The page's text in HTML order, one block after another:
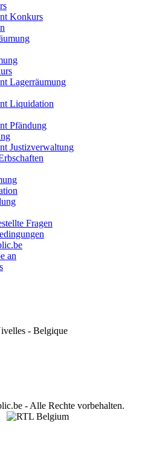
Konkurs
Lagerräumung
Liquidation
Pfändung
Justizverwaltung
Fragen
an
- Belgique
- Alle Rechte vorbehalten.